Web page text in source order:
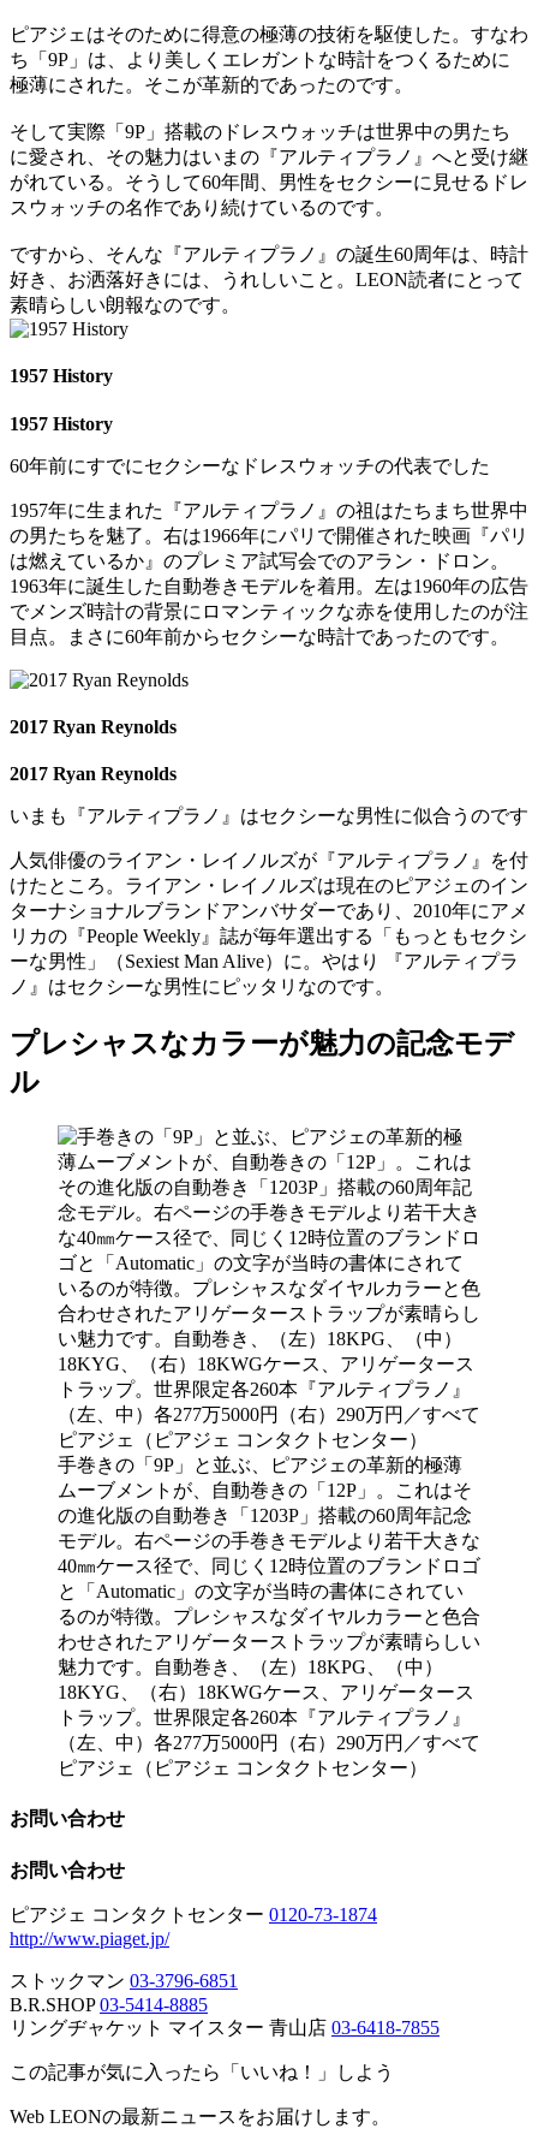
ピアジェはそのために得意の極薄の技術を駆使した。すなわ
ち「9P」は、より美しくエレガントな時計をつくるために
極薄にされた。そこが革新的であったのです。
そして実際「9P」搭載のドレスウォッチは世界中の男たち
に愛され、その魅力はいまの『アルティプラノ』へと受け継
がれている。そうして60年間、男性をセクシーに見せるドレ
スウォッチの名作であり続けているのです。
ですから、そんな『アルティプラノ』の誕生60周年は、時計
好き、お洒落好きには、うれしいこと。LEON読者にとって
素晴らしい朗報なのです。
1957 History
1957 History
60年前にすでにセクシーなドレスウォッチの代表でした
1957年に生まれた『アルティプラノ』の祖はたちまち世界中
の男たちを魅了。右は1966年にパリで開催された映画『パリ
は燃えているか』のプレミア試写会でのアラン・ドロン。
1963年に誕生した自動巻きモデルを着用。左は1960年の広告
でメンズ時計の背景にロマンティックな赤を使用したのが注
目点。まさに60年前からセクシーな時計であったのです。
2017 Ryan Reynolds
2017 Ryan Reynolds
いまも『アルティプラノ』はセクシーな男性に似合うのです
人気俳優のライアン・レイノルズが『アルティプラノ』を付
けたところ。ライアン・レイノルズは現在のピアジェのイン
ターナショナルブランドアンバサダーであり、2010年にアメ
リカの『People Weekly』誌が毎年選出する「もっともセクシ
ーな男性」（Sexiest Man Alive）に。やはり 『アルティプラ
ノ』はセクシーな男性にピッタリなのです。
プレシャスなカラーが魅力の記念モデ
ル
手巻きの「9P」と並ぶ、ピアジェの革新的極薄
ムーブメントが、自動巻きの「12P」。これはそ
の進化版の自動巻き「1203P」搭載の60周年記念
モデル。右ページの手巻きモデルより若干大きな
40㎜ケース径で、同じく12時位置のブランドロゴ
と「Automatic」の文字が当時の書体にされてい
るのが特徴。プレシャスなダイヤルカラーと色合
わせされたアリゲーターストラップが素晴らしい
魅力です。自動巻き、（左）18KPG、（中）
18KYG、（右）18KWGケース、アリゲータース
トラップ。世界限定各260本『アルティプラノ』
（左、中）各277万5000円（右）290万円／すべて
ピアジェ（ピアジェ コンタクトセンター）
お問い合わせ
お問い合わせ
ピアジェ コンタクトセンター 0120-73-1874
http://www.piaget.jp/
ストックマン 03-3796-6851
B.R.SHOP03-5414-8885
リングヂャケット マイスター 青山店 03-6418-7855
この記事が気に入ったら「いいね！」しよう
Web LEONの最新ニュースをお届けします。